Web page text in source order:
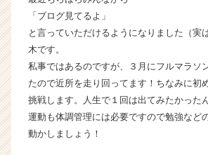
ラ
ン】
|
ベ
ン
「ブログ見てるよ」
と言っていただけるようになりました（実
木です。
私事ではあるのですが、３月にフルマラソ
たので近所を走り回ってます！ちなみに初
挑戦します。人生で１回は出てみたかった
運動も体調管理には必要ですので勉強など
動かしましょう！